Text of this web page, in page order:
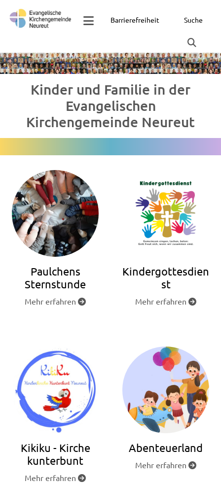
Barrierefreiheit Suche
Kinder und Familie in der
Evangelischen
Kirchengemeinde Neureut
Paulchens
Sternstunde
Mehr erfahren 
Kindergottesdien
st
Mehr erfahren 
Kikiku - Kirche
kunterbunt
Mehr erfahren 
Abenteuerland
Mehr erfahren 